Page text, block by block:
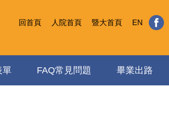
回首頁 人院首頁 暨大首頁 EN
單 FAQ常見問題 畢業出路